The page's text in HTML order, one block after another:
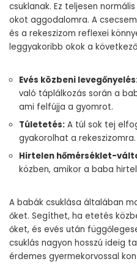
csuklanak. Ez teljesen
okot aggodalomra. A
és a rekeszizom reflexei
leggyakoribb okok a
Evés közbeni
való táplálkozás során a
ami felfújja a gyomrot.
Túletetés: A túl sok tej
gyakorolhat a rekeszizomra.
Hirtelen hőmérséklet-
közben, amikor a baba
A babák csuklása általában
őket. Segíthet, ha etetés
őket, és evés után
csuklás nagyon hosszú ideig
érdemes gyermekorvossal